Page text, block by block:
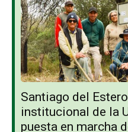
Santiago del
institucional de la
puesta en marcha